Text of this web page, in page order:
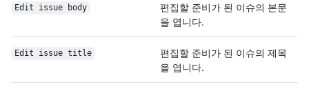
Edit issue body
편집할 준비가 된 이슈의 본문
을 엽니다.
Edit issue title
편집할 준비가 된 이슈의 제목
을 엽니다.